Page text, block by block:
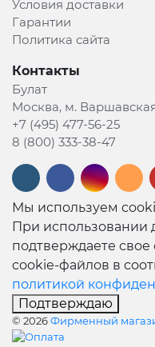
Условия доставки
Гарантии
Политика сайта
Контакты
Булат
Москва, м.
+7 (495) 477-56-25
8 (800) 333-38-47
Мы используем
При использовании
подтверждаете свое
cookie-файлов в
политикой
Подтверждаю
© 2026Фирменный